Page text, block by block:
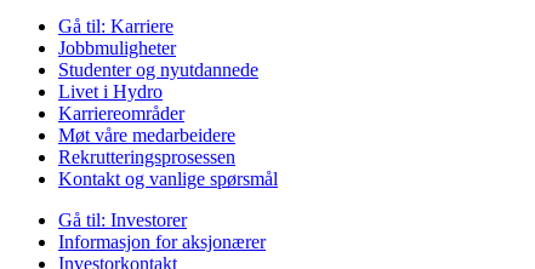
Gå til: Karriere
Jobbmuligheter
Studenter og nyutdannede
Livet i Hydro
Karriereområder
Møt våre medarbeidere
Rekrutteringsprosessen
Kontakt og vanlige spørsmål
Gå til: Investorer
Informasjon for aksjonærer
Investorkontakt